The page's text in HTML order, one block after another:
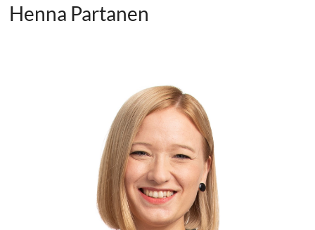
Henna Partanen